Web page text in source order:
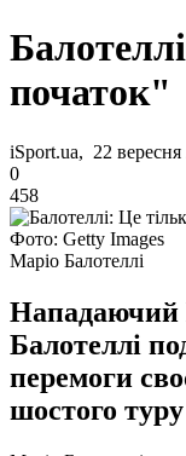
початок"
iSport.ua, 22
0
458
Фото: Getty Images
Маріо Балотеллі
Нападаючий
Балотеллі
перемоги
шостого